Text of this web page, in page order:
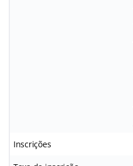
Inscrições